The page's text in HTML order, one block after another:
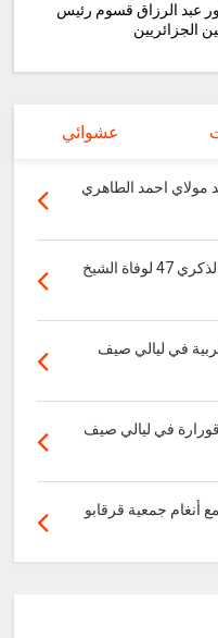
عبد الرزاق قسوم رئيس
الجزائريين
عشوائي
المجاهد مولاي احمد الطاهري
كلمة د. مولاي عمار حساني في إفتتاح الذكري 47 لوفاة الشيخ
في ليالي صيف
في ليالي صيف
أنغام جمعية قرقابو